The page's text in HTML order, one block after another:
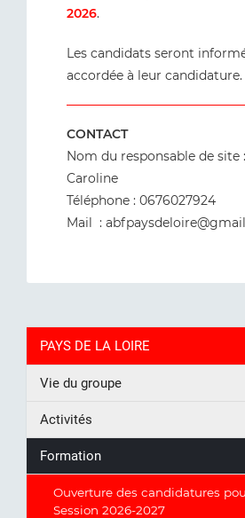
2026.
Les candidats seront
accordée à leur candidature.
CONTACT
Nom du responsable de site
Caroline
Téléphone : 0676027924
Mail :
PAYS DE LA LOIRE
Vie du groupe
Activités
Formation
Ouverture des candidatures
Session 2026-2027